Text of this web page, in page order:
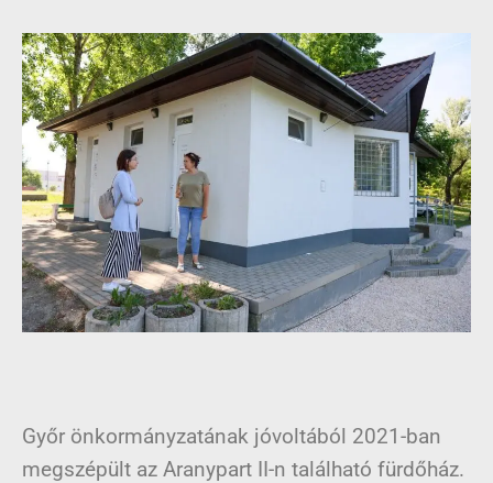
Győr önkormányzatának jóvoltából 2021-ban
megszépült az Aranypart II-n található fürdőház.